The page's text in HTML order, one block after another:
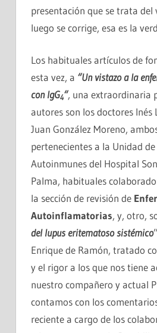
presentación que se trata
luego se corrige, esa es la
Los habituales artículos de
esta vez, a “Un vistazo a la
con IgG4“, una extraordinaria
autores son los doctores Inés
Juan González Moreno,
pertenecientes a la Unidad
Autoinmunes del Hospital
Palma, habituales
la sección de revisión de
Autoinflamatorias, y, otro,
del lupus eritematoso sistémico
Enrique de Ramón, tratado
y el rigor a los que nos tiene
nuestro compañero y actual
contamos con los
reciente a cargo de los